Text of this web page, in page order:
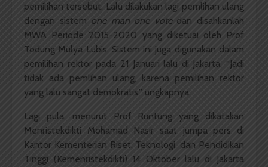
pemilihan tersebut. Lalu dilakukan lagi pemlihan ulang
dengan sistem one man one votedan disahkanlah
MWA Periode 2015-2020 yang diketuai oleh Prof
Todung Mulya Lubis. Sistem ini juga digunakan dalam
pemilihan rektor pada 21 Januari lalu di Jakarta. “Jadi
tidak ada pemlihan ulang, karena pemilihan rektor
yang lalu sangat demokratis,” ungkapnya.
Lagi pula, menurut Prof Runtung yang dikatakan
Menristekdikti Mohamad Nasir saat jumpa pers di
Kantor Kementerian Riset, Teknologi, dan Pendidikan
Tinggi (Kemenristekdikti) 14 Oktober lalu di Jakarta